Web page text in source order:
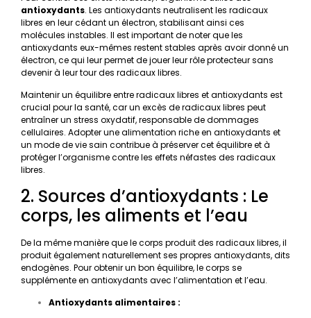
antioxydants. Les antioxydants neutralisent les radicaux
libres en leur cédant un électron, stabilisant ainsi ces
molécules instables. Il est important de noter que les
antioxydants eux-mêmes restent stables après avoir donné un
électron, ce qui leur permet de jouer leur rôle protecteur sans
devenir à leur tour des radicaux libres.
Maintenir un équilibre entre radicaux libres et antioxydants est
crucial pour la santé, car un excès de radicaux libres peut
entraîner un stress oxydatif, responsable de dommages
cellulaires. Adopter une alimentation riche en antioxydants et
un mode de vie sain contribue à préserver cet équilibre et à
protéger l’organisme contre les effets néfastes des radicaux
libres.
2. Sources d’antioxydants : Le
corps, les aliments et l’eau
De la même manière que le corps produit des radicaux libres, il
produit également naturellement ses propres antioxydants, dits
endogènes. Pour obtenir un bon équilibre, le corps se
supplémente en antioxydants avec l’alimentation et l’eau.
Antioxydants alimentaires :